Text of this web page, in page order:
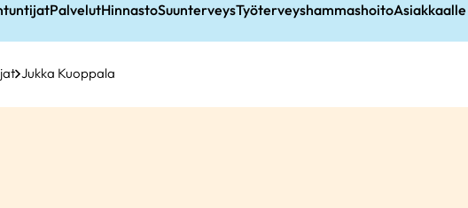
PalvelutHinnastoSuunterveysTyöterveyshammashoitoAsiakkaalle
Jukka Kuoppala